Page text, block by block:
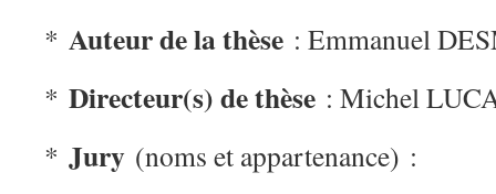
* Auteur de la thèse : Emmanuel
* Directeur(s) de thèse : Michel
* Jury (noms et appartenance) :